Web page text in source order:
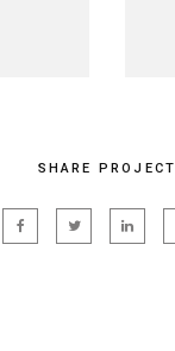
SHARE PROJECT